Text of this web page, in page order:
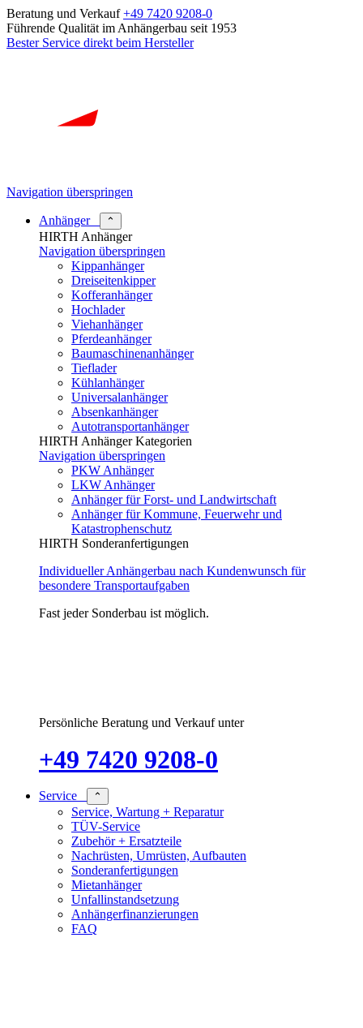
Beratung und Verkauf+49 7420 9208-0
Führende Qualität im Anhängerbau seit 1953
Bester Service direkt beim Hersteller
Navigation überspringen
Anhänger ⌃
HIRTH Anhänger
Navigation überspringen
Kippanhänger
Dreiseitenkipper
Kofferanhänger
Hochlader
Viehanhänger
Pferdeanhänger
Baumaschinenanhänger
Tieflader
Kühlanhänger
Universalanhänger
Absenkanhänger
Autotransportanhänger
HIRTH Anhänger Kategorien
Navigation überspringen
PKW Anhänger
LKW Anhänger
Anhänger für Forst- und Landwirtschaft
Anhänger für Kommune, Feuerwehr und
Katastrophenschutz
HIRTH Sonderanfertigungen
Individueller Anhängerbau nach Kundenwunsch für
besondere Transportaufgaben
Fast jeder Sonderbau ist möglich.
Persönliche Beratung und Verkauf unter
+49 7420 9208-0
Service ⌃
Service, Wartung + Reparatur
TÜV-Service
Zubehör + Ersatzteile
Nachrüsten, Umrüsten, Aufbauten
Sonderanfertigungen
Mietanhänger
Unfallinstandsetzung
Anhängerfinanzierungen
FAQ